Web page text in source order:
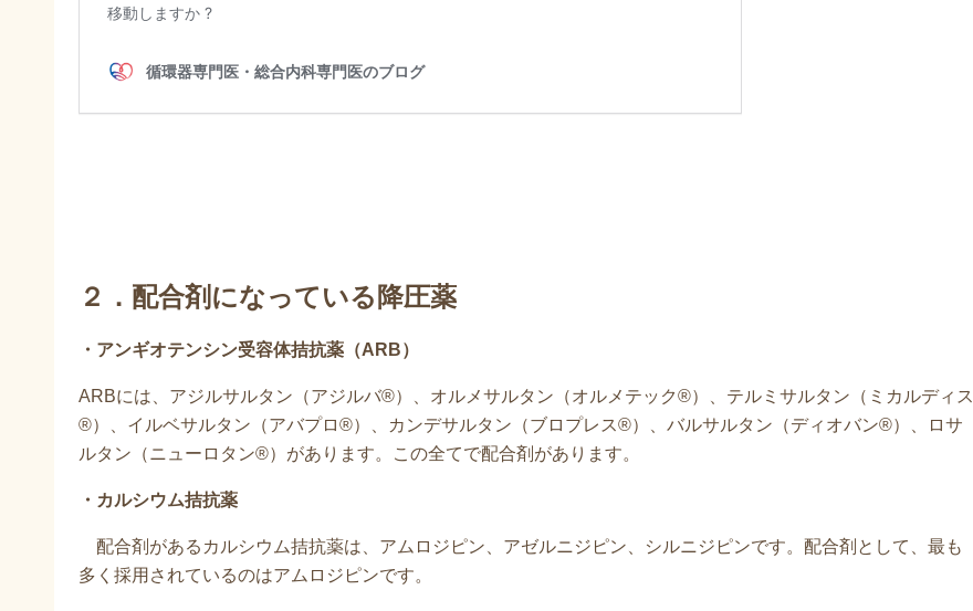
２．配合剤になっている降圧薬
・アンギオテンシン受容体拮抗薬（ARB）
ARBには、アジルサルタン（アジルバ®）、オルメサルタン（オルメテック®）、テルミサルタン（ミカルディス
®）、イルベサルタン（アバプロ®）、カンデサルタン（ブロプレス®）、バルサルタン（ディオバン®）、ロサ
ルタン（ニューロタン®）があります。この全てで配合剤があります。
・カルシウム拮抗薬
配合剤があるカルシウム拮抗薬は、アムロジピン、アゼルニジピン、シルニジピンです。配合剤として、最も
多く採用されているのはアムロジピンです。